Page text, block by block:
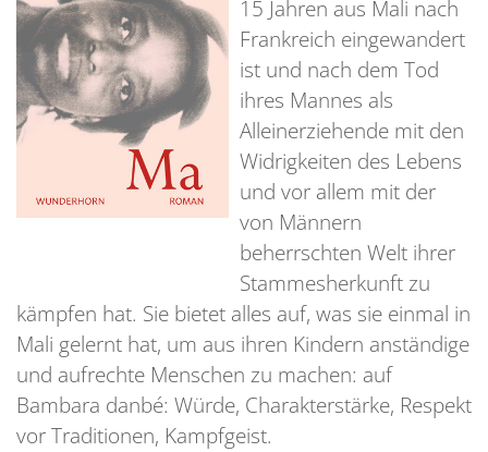
15 Jahren aus Mali nach
Frankreich eingewandert
ist und nach dem Tod
ihres Mannes als
Alleinerziehende mit den
Widrigkeiten des Lebens
und vor allem mit der
von Männern
beherrschten Welt ihrer
Stammesherkunft zu
kämpfen hat. Sie bietet alles auf, was sie einmal in
Mali gelernt hat, um aus ihren Kindern anständige
und aufrechte Menschen zu machen: auf
Bambara danbé: Würde, Charakterstärke, Respekt
vor Traditionen, Kampfgeist.